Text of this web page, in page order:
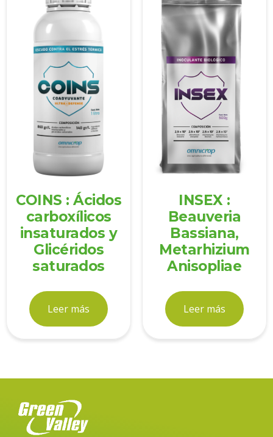
COINS : Ácidos
carboxílicos
insaturados y
Glicéridos
saturados
Leer más
INSEX :
Beauveria
Bassiana,
Metarhizium
Anisopliae
Leer más